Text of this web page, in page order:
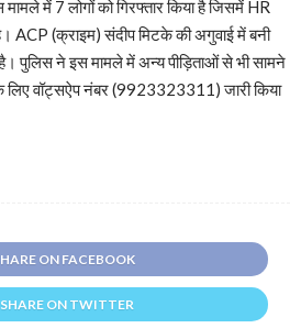
में 7 लोगों को गिरफ्तार किया है जिसमें HR
ACP (क्राइम) संदीप मिटके की अगुवाई में बनी
पुलिस ने इस मामले में अन्य पीड़िताओं से भी सामने
वॉट्सऐप नंबर (9923323311) जारी किया
ON FACEBOOK
SHARE ON TWITTER